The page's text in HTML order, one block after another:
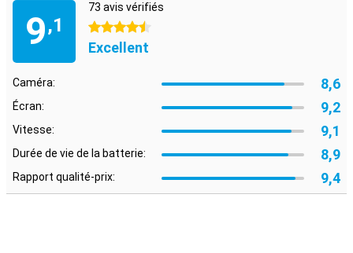
9,1
73 avis vérifiés
4.5 étoiles
Excellent
Caméra: 8,6
Écran: 9,2
Vitesse: 9,1
Durée de vie de la batterie: 8,9
Rapport qualité-prix: 9,4